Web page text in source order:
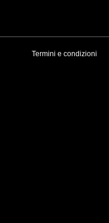
Termini e condizioni